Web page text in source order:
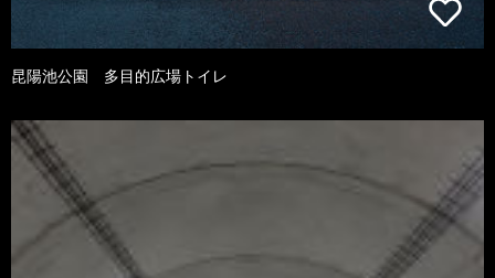
昆陽池公園 多目的広場トイレ